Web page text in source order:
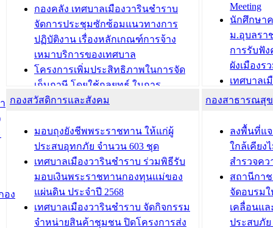
อง
ประชาชนบุคคลประเภท 8 แก่บุคคลที่
ได้รับการเพิ่มชื่อในทะเบียนบ้าน
(ท.ร.14) กรณีคนไม่มีสัญชาติไทยได้รับ
อนุญาตให้มีถิ่นที่อยู่
ประชุมคณะกรรมการประเมินผลการ
ควบคุมภายในของ สำนัก/กอง/
โรงเรียน/ศูนย์พัฒนาเด็กเล็ก/สถานธนา
บทความ อื่นๆ ...
บทความ อื่นๆ ...
กองคลัง เทศบาลเมืองวารินชำราบ
จัดการประชุมซักซ้อมแนวทางการ
ปฏิบัติงาน เรื่องหลักเกณฑ์การจ้าง
เหมาบริการของเทศบาล
โครงการเพิ่มประสิทธิภาพในการจัด
เก็บภาษี โดยใช้กลยุทธ์ ในการ
พัฒนาการจัดเก็บรายได้ ประจำปี พ.ศ.
เทศบาลเมืองวารินชำราบ ร่วมการ
ประชุมวิชาการระดับนานาชาติและ
นิทรรศการด้านนวัตกรรมท้องถิ่น 2568
และรับรางวัลทีมนักวิจัยดีเด่นจาก
นวัตกรรมโครงการทะเบียนภาษีป้าย
ประชุมผู้เช่าอาคารพาณิชย์ บริเวณ
ถนนเกษมสุขและถนนประทุมเทพภักดี
Meeting
นักศึกษา
ม.อุบลรา
การรับฟั
ผังเมืองร
เทศบาลเ
โครงการ
เทศบาล
รับฟังคว
ผังเมือง
วารินชำ
เทศบาล
ซักซ้อมแ
ประโยช
กองสวัสดิการและสังคม
มอบถุงยังชีพพระราชทาน ให้แก่ผู้
ประสบอุทกภัย จำนวน 603 ชุด
เทศบาลเมืองวารินชำราบ ร่วมพิธีรับ
มอบเงินพระราชทานกองทุนแม่ของ
แผ่นดิน ประจำปี 2568
เทศบาลเมืองวารินชำราบ จัดกิจกรรม
จำหน่ายสินค้าชุมชน ปิดโครงการส่ง
กองสาธารณสุ
ลงพื้นที่แ
ใกล้เคียง
สำรวจค
สถานีกา
จัดอบรม
เคลื่อนแ
ประสบภั